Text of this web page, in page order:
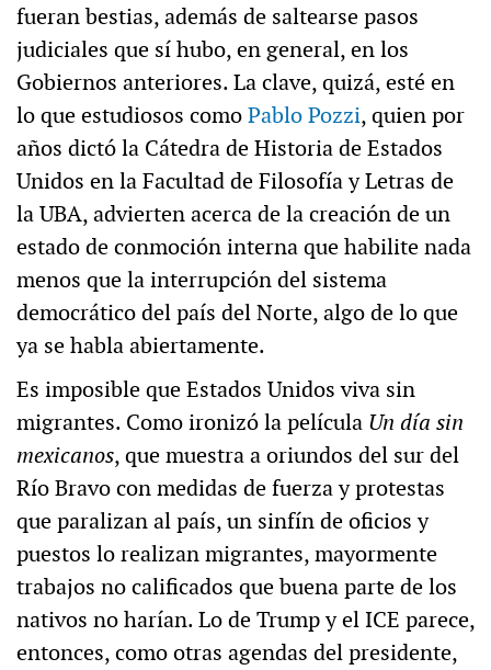
fueran bestias, además de saltearse pasos
judiciales que sí hubo, en general, en los
Gobiernos anteriores. La clave, quizá, esté en
lo que estudiosos comoPablo Pozzi, quien por
años dictó la Cátedra de Historia de Estados
Unidos en la Facultad de Filosofía y Letras de
la UBA, advierten acerca de la creación de un
estado de conmoción interna que habilite nada
menos que la interrupción del sistema
democrático del país del Norte, algo de lo que
ya se habla abiertamente.
Es imposible que Estados Unidos viva sin
migrantes. Como ironizó la película Un día sin
mexicanos, que muestra a oriundos del sur del
Río Bravo con medidas de fuerza y protestas
que paralizan al país, un sinfín de oficios y
puestos lo realizan migrantes, mayormente
trabajos no calificados que buena parte de los
nativos no harían. Lo de Trump y el ICE parece,
entonces, como otras agendas del presidente,